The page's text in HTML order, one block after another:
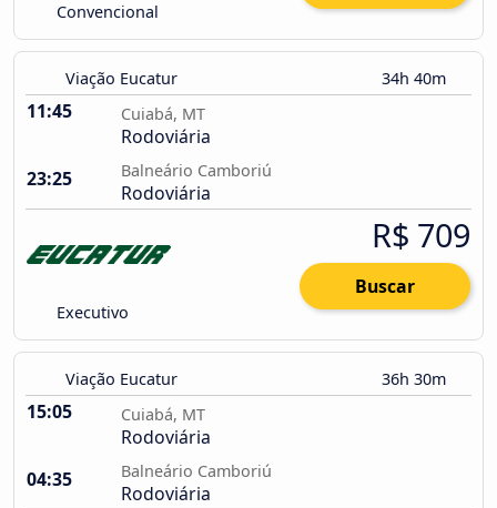
Convencional
Viação Eucatur 34h 40m
11:45 Cuiabá, MT
Rodoviária
23:25
Balneário Camboriú
Rodoviária
Executivo
R$ 709
Buscar
Viação Eucatur 36h 30m
15:05 Cuiabá, MT
Rodoviária
04:35
Balneário Camboriú
Rodoviária